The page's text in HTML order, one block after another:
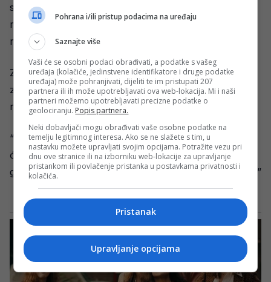
spreman i znamo šta trebamo raditi u svakom
momentu. Ima mnogo iskustva i imamo šta naučiti od
njega.”
Za kraj je poslao jasnu poruku navijačima, ističući
zajedništvo kao jednu od najvećih snaga
reprezentacije.
“Samo neka sve bude isto kao što je uvijek bilo. Mi
ćemo dati sve od sebe, a znamo da će oni pomoći šta
god se dešavalo na terenu. Svi smo u ovome zajedno.”
Pohrana i/ili pristup podacima na uređaju
Saznajte više
Vaši će se osobni podaci obrađivati, a podatke s vašeg
uređaja (kolačiće, jedinstvene identifikatore i druge podatke
uređaja) može pohranjivati, dijeliti te im pristupati 207
partnera ili ih može upotrebljavati ova web-lokacija. Mi i naši
partneri možemo upotrebljavati precizne podatke o
geolociranju. Popis partnera.
Neki dobavljači mogu obrađivati vaše osobne podatke na
temelju legitimnog interesa. Ako se ne slažete s tim, u
nastavku možete upravljati svojim opcijama. Potražite vezu pri
dnu ove stranice ili na izborniku web-lokacije za upravljanje
pristankom ili povlačenje pristanka u postavkama privatnosti i
kolačića.
Pristanak
Upravljanje opcijama